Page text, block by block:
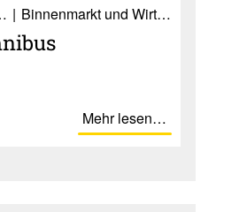
Binnenmarkt und Wirtschaft
Mehr lesen…